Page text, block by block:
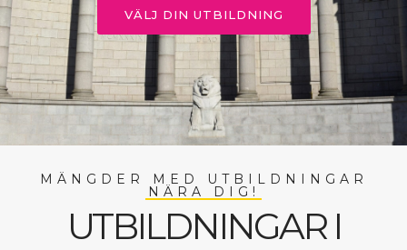
VÄLJ DIN UTBILDNING
MÄNGDER MED UTBILDNINGAR
NÄRA DIG!
UTBILDNINGAR I